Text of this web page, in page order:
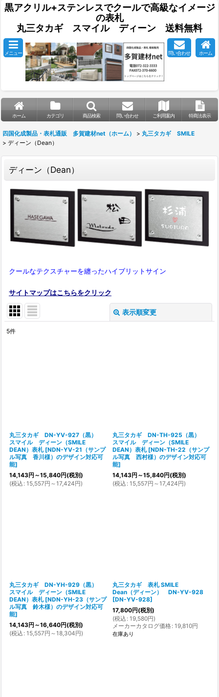
黒アクリル+ステンレスでクールで高級なイメージ
の表札
丸三タカギ スマイル ディーン 送料無料
メニュー 問い合わせ ホーム
ホーム カテゴリ 商品検索 問い合わせ ご利用案内 特商法表示
四国化成製品・表札通販 多賀建材net（ホーム） > 丸三タカギ SMILE
> ディーン（Dean）
ディーン（Dean）
クールなテクスチャーを纏ったハイブリットサイン
サイトマップはこちらをクリック
表示順変更
5件
丸三タカギ DN-YV-927（黒）
スマイル ディーン（SMILE
DEAN）表札 [NDN-YV-21（サンプ
ル写真 香川様）のデザイン対応可
能]
14,143円 ～15,840円(税別)
(税込 : 15,557円 ～17,424円)
丸三タカギ DN-TH-925（黒）
スマイル ディーン（SMILE
DEAN）表札 [NDN-TH-22（サンプ
ル写真 西村様）のデザイン対応可
能]
14,143円 ～15,840円(税別)
(税込 : 15,557円 ～17,424円)
丸三タカギ DN-YH-929（黒）
スマイル ディーン（SMILE
DEAN）表札 [NDN-YH-23（サンプ
ル写真 鈴木様）のデザイン対応可
能]
14,143円 ～16,640円(税別)
(税込 : 15,557円 ～18,304円)
丸三タカギ 表札 SMILE
Dean（ディーン） DN-YV-928
[DN-YV-928]
17,800円(税別)
(税込 : 19,580円)
メーカーカタログ価格: 19,810円
在庫あり